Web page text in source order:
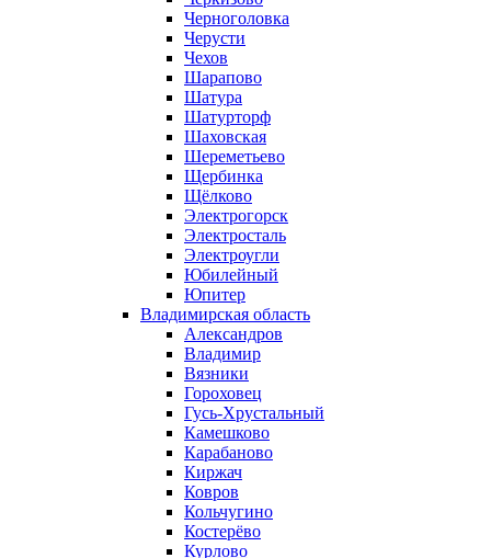
Черноголовка
Черусти
Чехов
Шарапово
Шатура
Шатурторф
Шаховская
Шереметьево
Щербинка
Щёлково
Электрогорск
Электросталь
Электроугли
Юбилейный
Юпитер
Владимирская область
Александров
Владимир
Вязники
Гороховец
Гусь-Хрустальный
Камешково
Карабаново
Киржач
Ковров
Кольчугино
Костерёво
Курлово